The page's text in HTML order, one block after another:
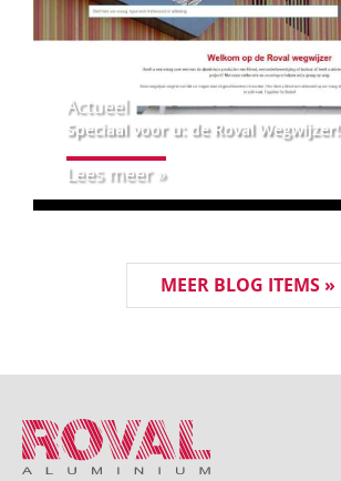
Actueel
Speciaal voor u: de Roval Wegwijzer!
Lees meer »
MEER BLOG ITEMS »